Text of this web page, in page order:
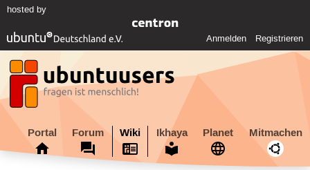
hosted by
Anmelden Registrieren
Portal Forum Wiki Ikhaya Planet Mitmachen